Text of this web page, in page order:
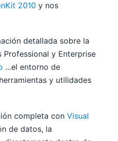
2010 y nos
detallada sobre la
y Enterprise
...el entorno de
y utilidades
completa conVisual
de datos, la